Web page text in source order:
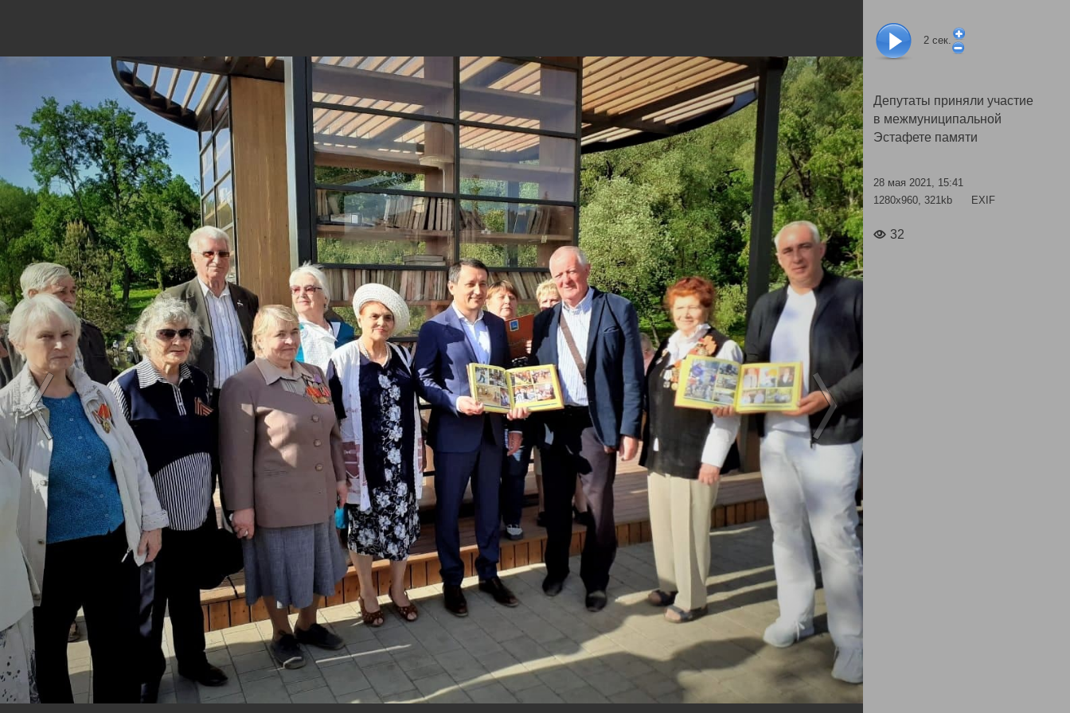
2 сек.
Депутаты приняли участие
в межмуниципальной
Эстафете памяти
28 мая 2021, 15:41
1280x960, 321kb
EXIF
32